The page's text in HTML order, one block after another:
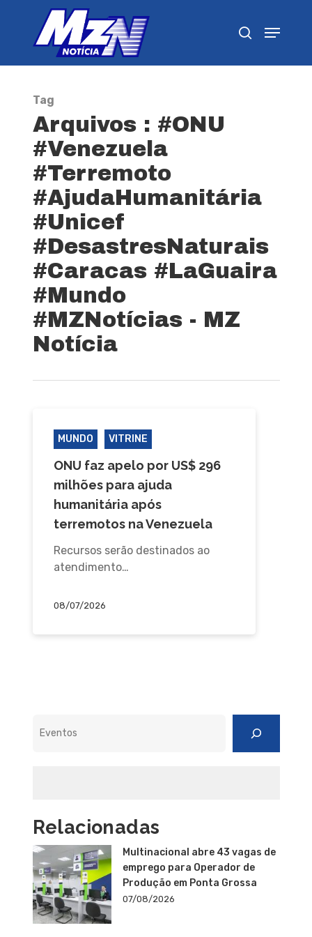
Tag
Arquivos : #ONU
#Venezuela
#Terremoto
#AjudaHumanitária
#Unicef
#DesastresNaturais
#Caracas #LaGuaira
#Mundo
#MZNotícias - MZ
Notícia
MUNDO VITRINE
ONU faz apelo por US$ 296
milhões para ajuda
humanitária após
terremotos na Venezuela
Recursos serão destinados ao
atendimento…
08/07/2026
Relacionadas
Multinacional abre 43 vagas de
emprego para Operador de
Produção em Ponta Grossa
07/08/2026